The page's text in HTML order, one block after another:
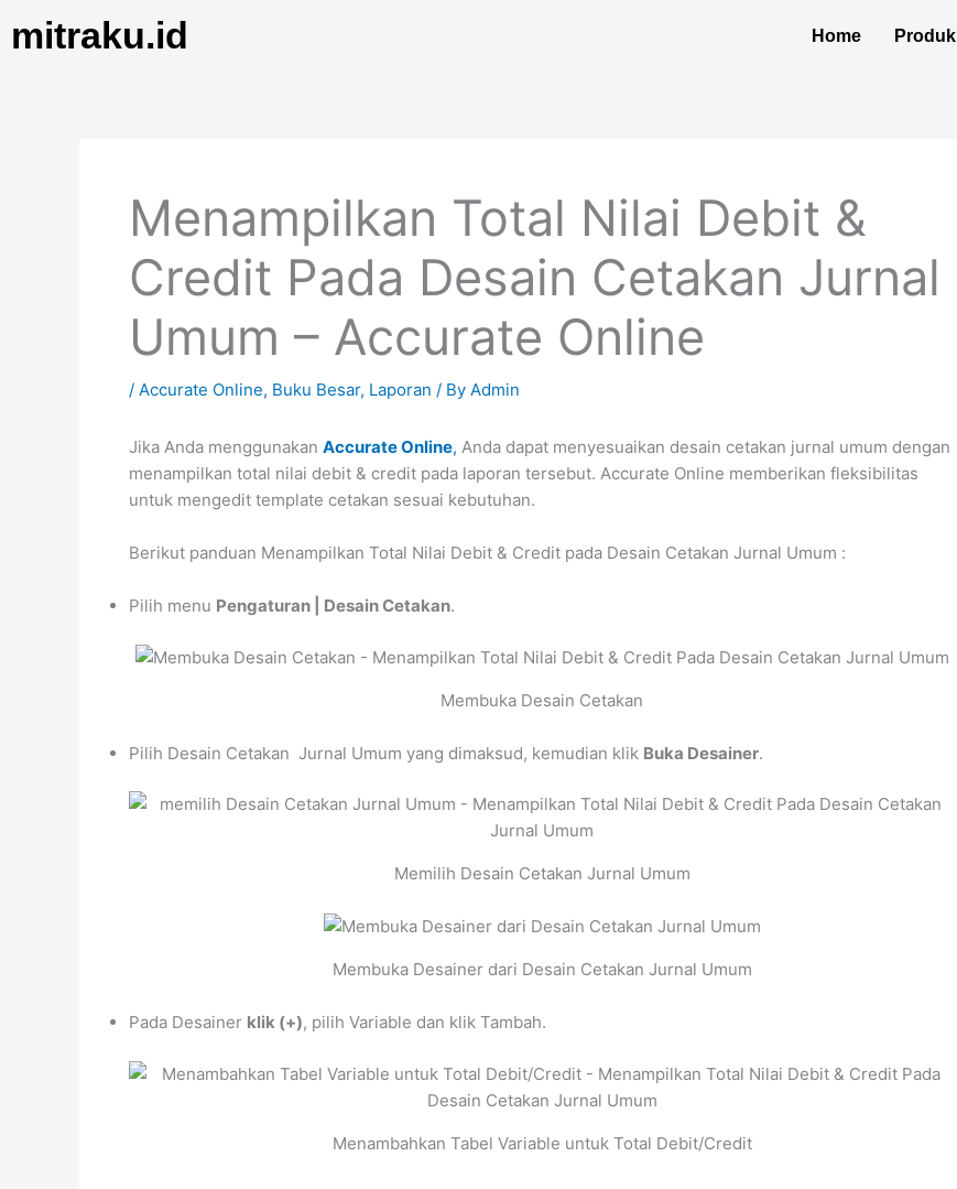
mitraku.id Home Produk
Menampilkan Total Nilai Debit &
Credit Pada Desain Cetakan Jurnal
Umum – Accurate Online
/ Accurate Online, Buku Besar, Laporan / By Admin
Jika Anda menggunakan Accurate Online, Anda dapat menyesuaikan desain cetakan jurnal umum dengan
menampilkan total nilai debit & credit pada laporan tersebut. Accurate Online memberikan fleksibilitas
untuk mengedit template cetakan sesuai kebutuhan.
Berikut panduan Menampilkan Total Nilai Debit & Credit pada Desain Cetakan Jurnal Umum :
Pilih menu Pengaturan | Desain Cetakan.
Membuka Desain Cetakan
Pilih Desain Cetakan Jurnal Umum yang dimaksud, kemudian klik Buka Desainer.
Memilih Desain Cetakan Jurnal Umum
Membuka Desainer dari Desain Cetakan Jurnal Umum
Pada Desainer klik (+), pilih Variable dan klik Tambah.
Menambahkan Tabel Variable untuk Total Debit/Credit